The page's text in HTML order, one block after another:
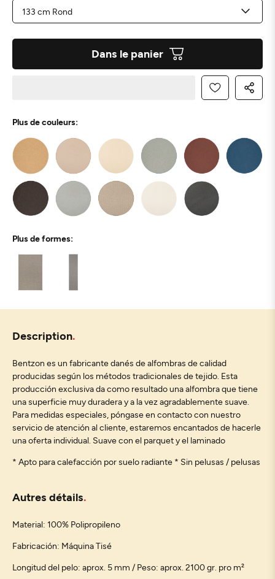
Dans le panier
Plus de couleurs:
Plus de formes:
Description
Bentzon es un fabricante danés de alfombras de calidad
producidas según los métodos tradicionales de tejido. Esta
producción exclusiva da como resultado una alfombra que tiene
una superficie muy duradera y a la vez agradablemente suave.
Para medidas especiales, póngase en contacto con nuestro
servicio de atención al cliente, estaremos encantados de hacerle
una oferta individual. Suave con el parquet y el laminado
* Apto para calefacción por suelo radiante * Sin pelusas / pelusas
Autres détails
Material: 100% Polipropileno
Fabricación: Máquina Tisé
Longitud del pelo: aprox. 5 mm / Peso: aprox. 2100 gr. pro m²